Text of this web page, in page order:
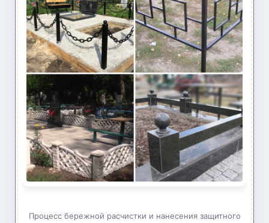
Процесс бережной расчистки и нанесения защитного